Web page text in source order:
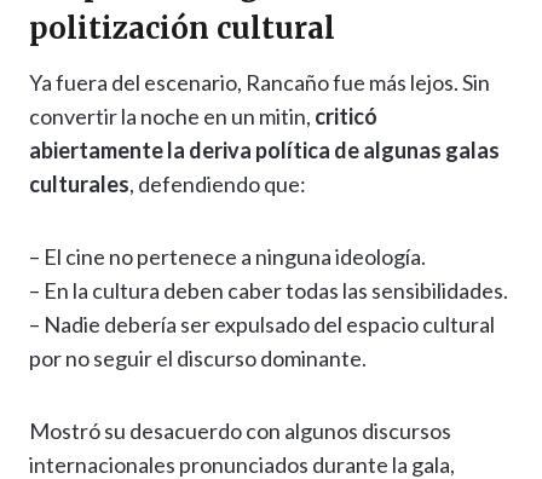
politización cultural
Ya fuera del escenario, Rancaño fue más lejos. Sin
convertir la noche en un mitin, criticó
abiertamente la deriva política de algunas galas
culturales, defendiendo que:
– El cine no pertenece a ninguna ideología.
– En la cultura deben caber todas las sensibilidades.
– Nadie debería ser expulsado del espacio cultural
por no seguir el discurso dominante.
Mostró su desacuerdo con algunos discursos
internacionales pronunciados durante la gala,